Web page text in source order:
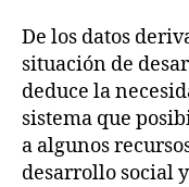
De los datos
situación de
deduce la
sistema que
a algunos
desarrollo social